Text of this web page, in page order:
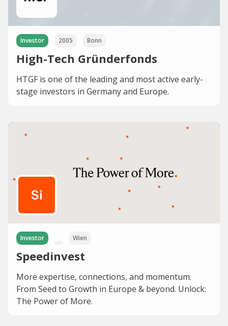
Investor 2005 Bonn
High-Tech Gründerfonds
HTGF is one of the leading and most active early-
stage investors in Germany and Europe.
Investor Wien
Speedinvest
More expertise, connections, and momentum.
From Seed to Growth in Europe & beyond. Unlock:
The Power of More.